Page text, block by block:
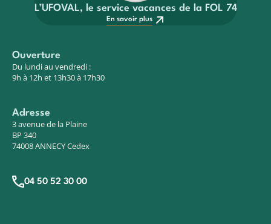
L’UFOVAL, le service vacances de la FOL 74
En savoir plus
Ouverture
Du lundi au vendredi :
9h à 12h et 13h30 à 17h30
Adresse
3 avenue de la Plaine
BP 340
74008 ANNECY Cedex
04 50 52 30 00